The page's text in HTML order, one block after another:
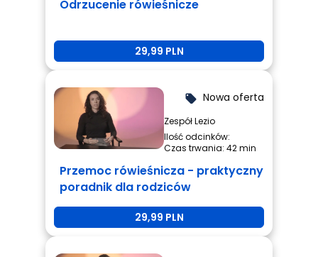
Odrzucenie rówieśnicze
29,99 PLN
local_offer Nowa oferta
Zespół Lezio
Ilość odcinków:
Czas trwania: 42 min
Przemoc rówieśnicza - praktyczny
poradnik dla rodziców
29,99 PLN